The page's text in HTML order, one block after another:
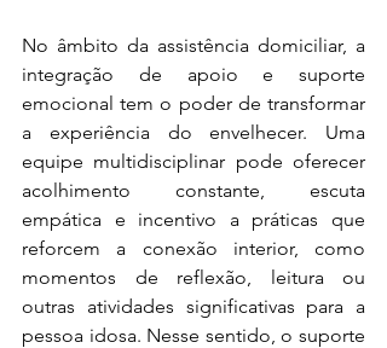
No âmbito da assistência domiciliar, a
integração de apoio e suporte
emocional tem o poder de transformar
a experiência do envelhecer. Uma
equipe multidisciplinar pode oferecer
acolhimento constante, escuta
empática e incentivo a práticas que
reforcem a conexão interior, como
momentos de reflexão, leitura ou
outras atividades significativas para a
pessoa idosa. Nesse sentido, o suporte